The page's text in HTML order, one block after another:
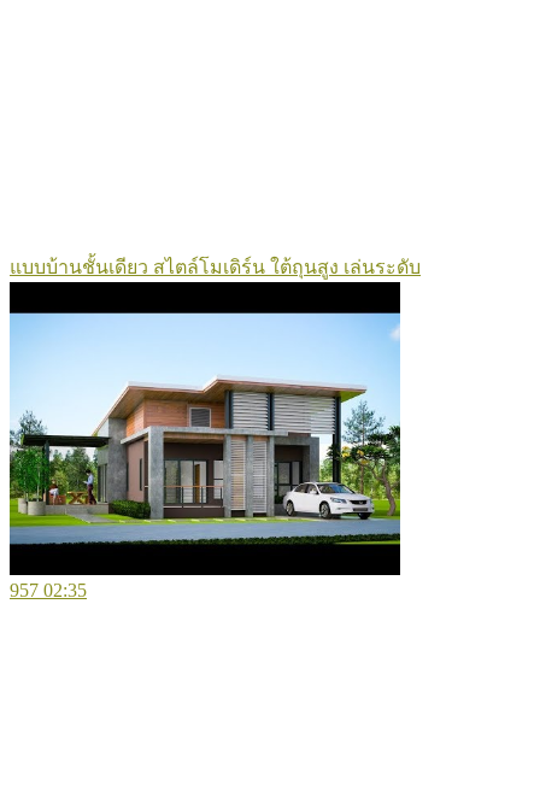
แบบบ้านชั้นเดียว สไตล์โมเดิร์น ใต้ถุนสูง เล่นระดับ
957 02:35